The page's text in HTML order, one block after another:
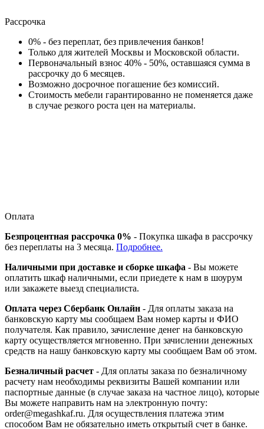
Рассрочка
0% - без переплат, без привлечения банков!
Только для жителей Москвы и Московской области.
Первоначальный взнос 40% - 50%, оставшаяся сумма в
рассрочку до 6 месяцев.
Возможно досрочное погашение без комиссий.
Стоимость мебели гарантированно не поменяется даже
в случае резкого роста цен на материалы.
Оплата
Безпроцентная рассрочка 0% - Покупка шкафа в рассрочку
без переплаты на 3 месяца. Подробнее.
Наличными при доставке и сборке шкафа - Вы можете
оплатить шкаф наличными, если приедете к нам в шоурум
или закажете выезд специалиста.
Оплата через Сбербанк Онлайн - Для оплаты заказа на
банковскую карту мы сообщаем Вам номер карты и ФИО
получателя. Как правило, зачисление денег на банковскую
карту осуществляется мгновенно. При зачислении денежных
средств на нашу банковскую карту мы сообщаем Вам об этом.
Безналичный расчет - Для оплаты заказа по безналичному
расчету нам необходимы реквизиты Вашей компании или
паспортные данные (в случае заказа на частное лицо), которые
Вы можете направить нам на электронную почту:
order@megashkaf.ru. Для осуществления платежа этим
способом Вам не обязательно иметь открытый счет в банке.